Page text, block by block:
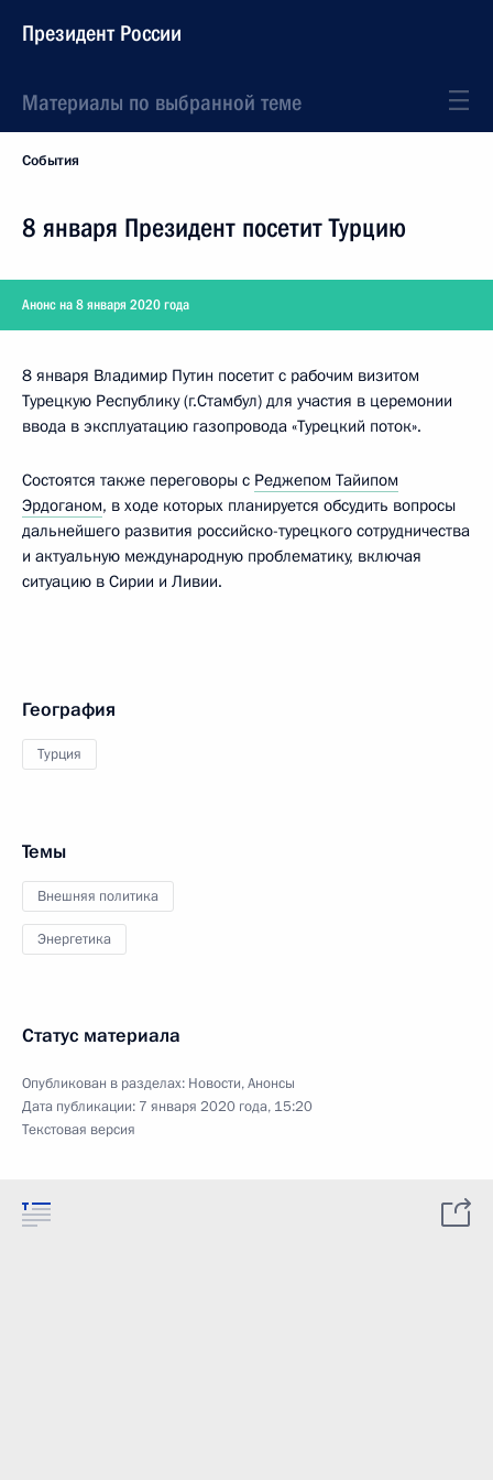
Президент России
Материалы по выбранной теме
События
8 января Президент посетит Турцию
Анонс на 8 января 2020 года
8 января Владимир Путин посетит с рабочим визитом
Турецкую Республику (г.Стамбул) для участия в церемонии
ввода в эксплуатацию газопровода «Турецкий поток».
Состоятся также переговоры с Реджепом Тайипом
Эрдоганом, в ходе которых планируется обсудить вопросы
дальнейшего развития российско-турецкого сотрудничества
и актуальную международную проблематику, включая
ситуацию в Сирии и Ливии.
География
Турция
Темы
Внешняя политика
Энергетика
Статус материала
Опубликован в разделах: Новости,Анонсы
Дата публикации: 7 января 2020 года, 15:20
Текстовая версия